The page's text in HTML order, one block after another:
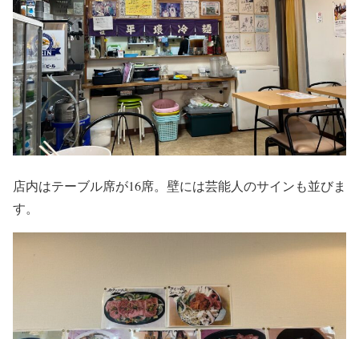
店内はテーブル席が16席。壁には芸能人のサインも並びま
す。